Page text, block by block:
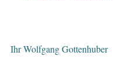
Ihr Wolfgang Gottenhuber